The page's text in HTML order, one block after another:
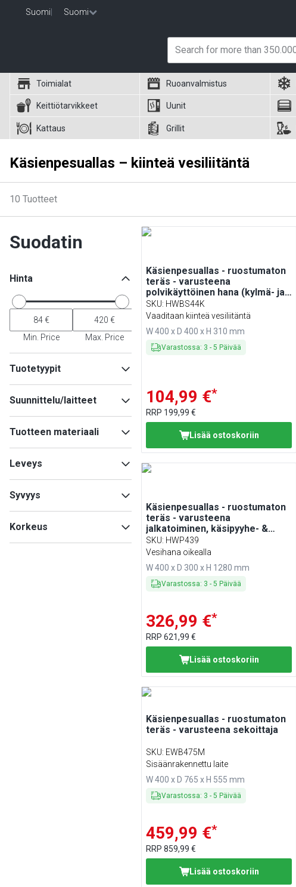
Suomi Suomi
Toimialat Ruoanvalmistus
Keittiötarvikkeet Uunit
Kattaus Grillit
Käsienpesuallas – kiinteä vesiliitäntä
10 Tuotteet
Suodatin
Hinta
Min. Price Max. Price
Tuotetyypit
Saippua-/desinfiointiaineannostelija
(2)
Suunnittelu/laitteet
(1)
Tuotteen materiaali
Leveys
Syvyys
Korkeus
Käsienpesuallas - ruostumaton
teräs - varusteena
polvikäyttöinen hana (kylmä- ja
lämminvesiliitäntä)
SKU: HWBS44K
Vaaditaan kiinteä vesiliitäntä
W 400 x D 400 x H 310 mm
Varastossa: 3 - 5 Päivää
104,99 €*
RRP 199,99 €
Lisää ostoskoriin
Käsienpesuallas - ruostumaton
teräs - varusteena
jalkatoiminen, käsipyyhe- &
saippua-annostelija
SKU: HWP439
Vesihana oikealla
W 400 x D 300 x H 1280 mm
Varastossa: 3 - 5 Päivää
326,99 €*
RRP 621,99 €
Lisää ostoskoriin
Käsienpesuallas - ruostumaton
teräs - varusteena sekoittaja
SKU: EWB475M
Sisäänrakennettu laite
W 400 x D 765 x H 555 mm
Varastossa: 3 - 5 Päivää
459,99 €*
RRP 859,99 €
Lisää ostoskoriin